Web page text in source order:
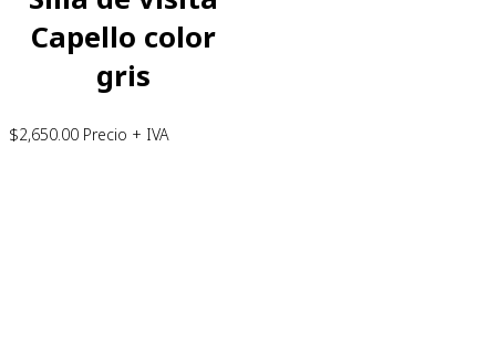
Capello color
gris
$2,650.00 Precio + IVA